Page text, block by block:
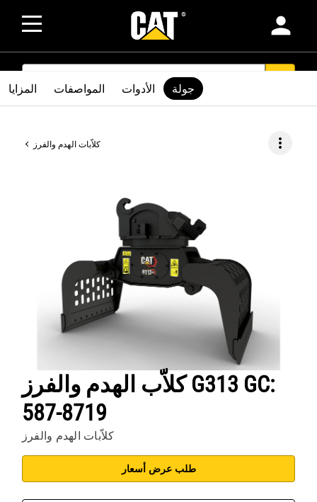
person
SEARCH
كلاّبات الهدم والفرز more_vert
كلاّب الهدم والفرز G313 GC:
587-8719
كلاّبات الهدم والفرز
طلب عرض أسعار
المزايا المواصفات الأدوات جولة